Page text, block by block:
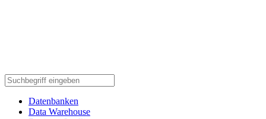
Datenbanken
Data Warehouse